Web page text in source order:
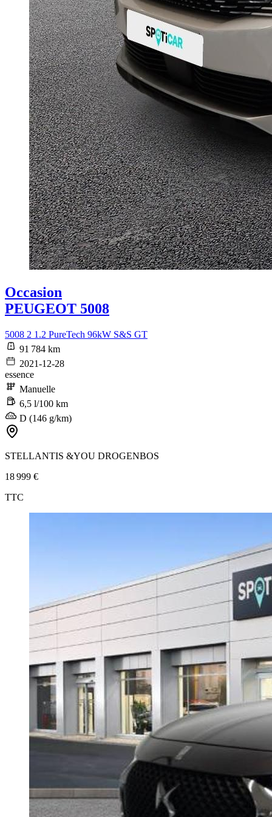
Occasion
PEUGEOT 5008
5008 2 1.2 PureTech 96kW S&S GT
91 784 km
2021-12-28
essence
Manuelle
6,5 l/100 km
D (146 g/km)
STELLANTIS &YOU DROGENBOS
18 999 €
TTC